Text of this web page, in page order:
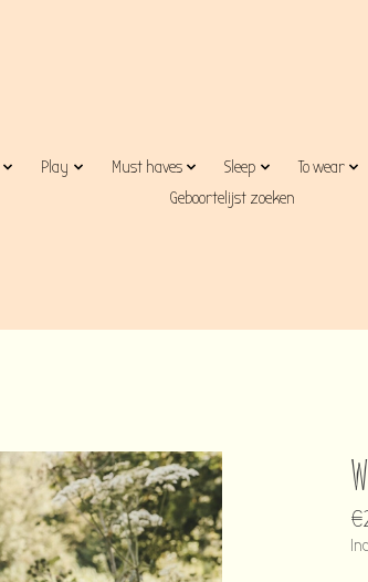
Play Must haves Sleep To wear
Geboortelijst zoeken